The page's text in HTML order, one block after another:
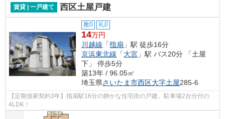
賃貸 | 一戸建て 西区土屋戸建
敷0 礼0
14万円
川越線 「指扇 」駅 徒歩16分
京浜東北線 「大宮 」駅 バス20分 「土屋
下」 停歩5分
築13年 / 96.05㎡
埼玉県さいたま市西区大字土屋285-6
【定期借家契約3年】指扇駅16分の静かな住宅街の戸建。駐車場2台分付の
4LDK！